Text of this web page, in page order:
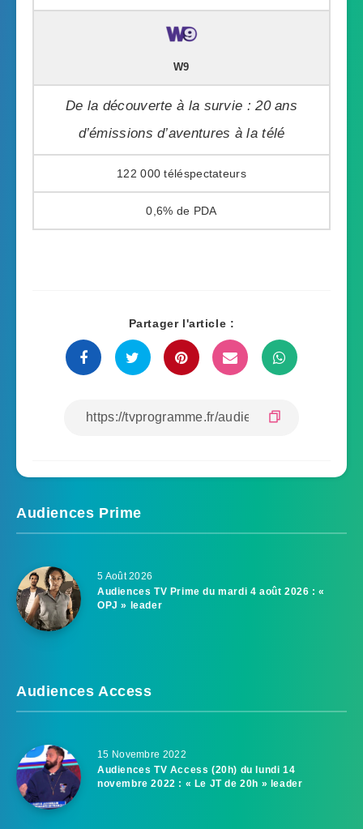
W9
De la découverte à la survie : 20 ans
d’émissions d’aventures à la télé
122 000
0,6%
Partager l'article :
Audiences Prime
5 Août 2026
Audiences TV Prime du mardi 4 août 2026 : «
OPJ » leader
Audiences Access
15 Novembre 2022
Audiences TV Access (20h) du lundi 14
novembre 2022 : « Le JT de 20h » leader